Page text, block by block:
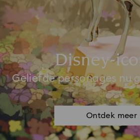
Disney-
Geliefde personages nu
Ontdek meer